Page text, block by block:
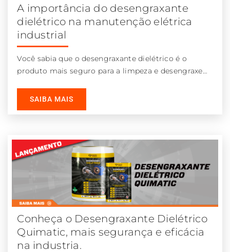
A importância do desengraxante
dielétrico na manutenção elétrica
industrial
Você sabia que o desengraxante dielétrico é o
produto mais seguro para a limpeza e desengraxe
SAIBA MAIS
Conheça o Desengraxante Dielétrico
Quimatic, mais segurança e eficácia
na industria.